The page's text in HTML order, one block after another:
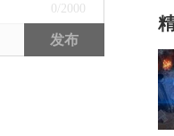
0 /2000
发布